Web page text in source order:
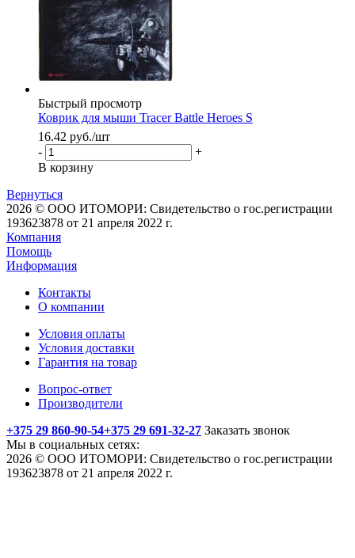
Быстрый просмотр
Коврик для мыши Tracer Battle Heroes S
16.42 руб./шт
-
+
В корзину
Вернуться
2026 © ООО ИТОМОРИ: Свидетельство о гос.регистрации
193623878 от 21 апреля 2022 г.
Компания
Помощь
Информация
Контакты
О компании
Условия оплаты
Условия доставки
Гарантия на товар
Вопрос-ответ
Производители
+375 29 860-90-54+375 29 691-32-27 Заказать звонок
Мы в социальных сетях:
2026 © ООО ИТОМОРИ: Свидетельство о гос.регистрации
193623878 от 21 апреля 2022 г.